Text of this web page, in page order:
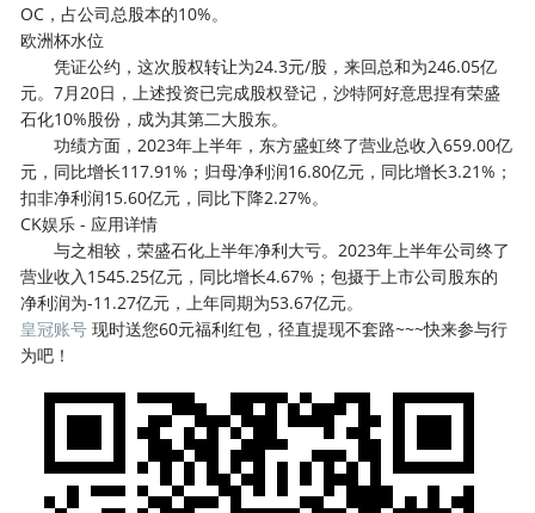
OC，占公司总股本的10%。
欧洲杯水位
凭证公约，这次股权转让为24.3元/股，来回总和为246.05亿
元。7月20日，上述投资已完成股权登记，沙特阿好意思捏有荣盛
石化10%股份，成为其第二大股东。
功绩方面，2023年上半年，东方盛虹终了营业总收入659.00亿
元，同比增长117.91%；归母净利润16.80亿元，同比增长3.21%；
扣非净利润15.60亿元，同比下降2.27%。
CK娱乐 - 应用详情
与之相较，荣盛石化上半年净利大亏。2023年上半年公司终了
营业收入1545.25亿元，同比增长4.67%；包摄于上市公司股东的
净利润为-11.27亿元，上年同期为53.67亿元。
皇冠账号 现时送您60元福利红包，径直提现不套路~~~快来参与行
为吧！